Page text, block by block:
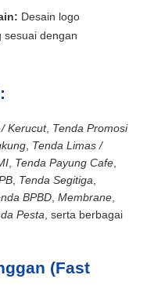
Desain logo
sesuai dengan
Kerucut, Tenda Promosi
Tenda Limas /
Tenda Payung Cafe
Tenda Segitiga
BPBD Membrane
Pesta , serta berbagai
(Fast